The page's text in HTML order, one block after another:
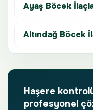
Ayaş Böcek
Altındağ Böcek
Haşere
profesyonel